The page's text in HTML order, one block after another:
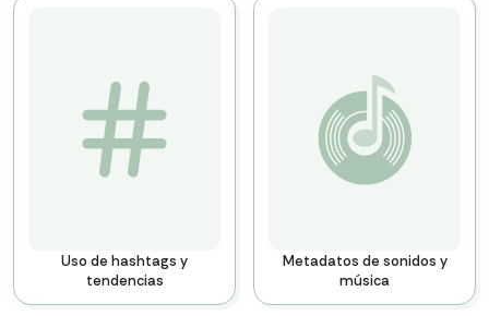
Uso de hashtags y
tendencias
Metadatos de sonidos y
música